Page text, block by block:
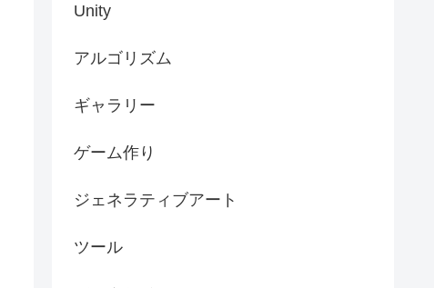
Unity
アルゴリズム
ギャラリー
ゲーム作り
ジェネラティブアート
ツール